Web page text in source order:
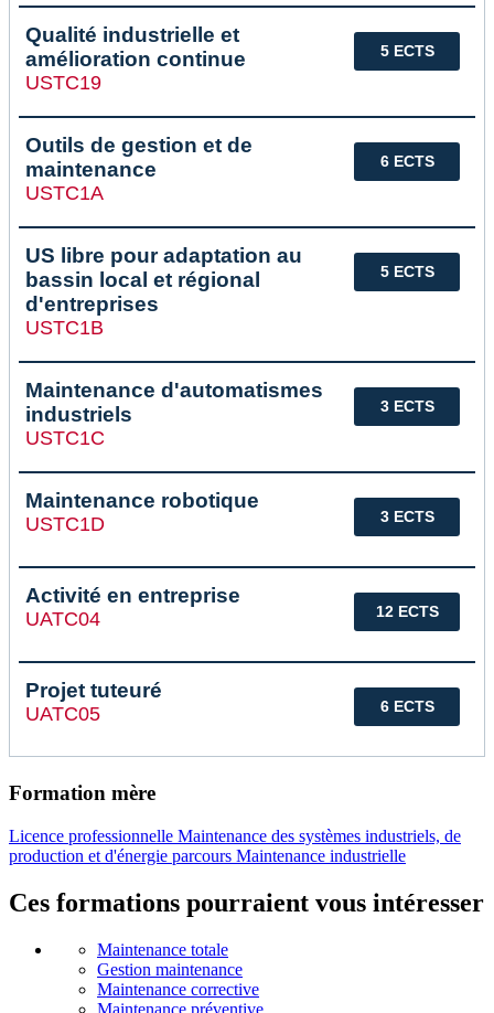
5 ECTS
Qualité industrielle et
amélioration continue
USTC19
6 ECTS
Outils de gestion et de
maintenance
USTC1A
5 ECTS
US libre pour adaptation au
bassin local et régional
d'entreprises
USTC1B
3 ECTS
Maintenance d'automatismes
industriels
USTC1C
3 ECTS
Maintenance robotique
USTC1D
12 ECTS
Activité en entreprise
UATC04
6 ECTS
Projet tuteuré
UATC05
Formation mère
Licence professionnelle Maintenance des systèmes industriels, de
production et d'énergie parcours Maintenance industrielle
Ces formations pourraient vous intéresser
Maintenance totale
Gestion maintenance
Maintenance corrective
Maintenance préventive